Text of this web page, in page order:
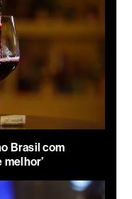
Brasil com
melhor’